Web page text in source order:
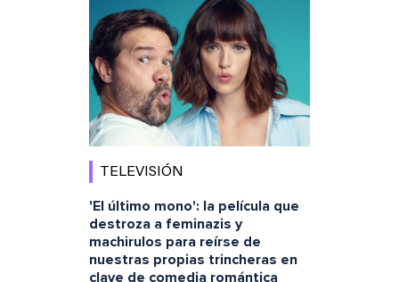
TELEVISIÓN
'El último mono': la película que
destroza a feminazis y
machirulos para reírse de
nuestras propias trincheras en
clave de comedia romántica